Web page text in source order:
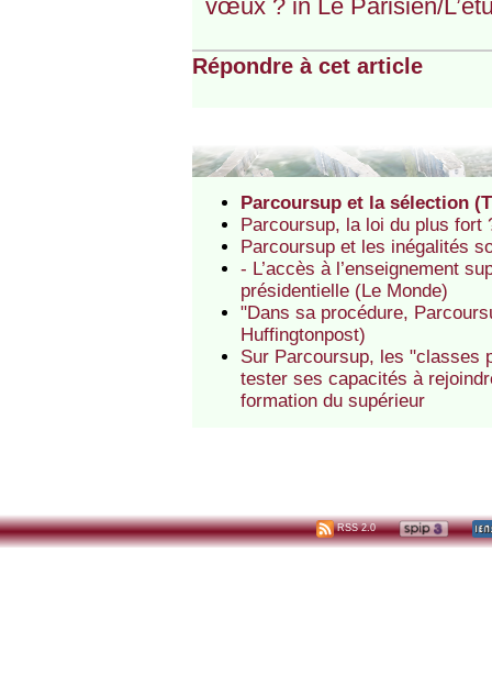
vœux ? in Le Parisien/
Répondre à cet article
Parcoursup et la sélection
Parcoursup, la loi du plus
Parcoursup et les inégalités
- L’accès à l’enseignement
présidentielle (Le Monde)
"Dans sa procédure,
Huffingtonpost)
Sur Parcoursup, les "classes
tester ses capacités à
formation du supérieur
RSS 2.0